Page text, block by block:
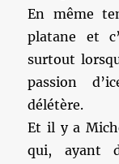
En même
platane et
surtout
passion
délétère.
Et il y a
qui, ayant